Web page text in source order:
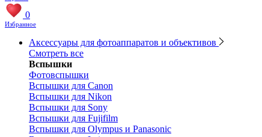
0
Избранное
Аксессуары для фотоаппаратов и объективов
Смотреть все
Вспышки
Фотовспышки
Вспышки для Canon
Вспышки для Nikon
Вспышки для Sony
Вспышки для Fujifilm
Вспышки для Olympus и Panasonic